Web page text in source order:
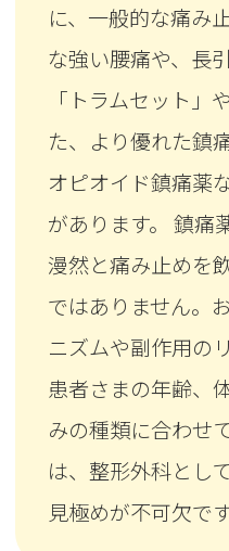
に、一般的な痛み
な強い腰痛や、長
「トラムセット」
た、より優れた鎮
オピオイド鎮痛薬
があります。 鎮痛
漫然と痛み止めを
ではありません。
ニズムや副作用の
患者さまの年齢、
みの種類に合わせ
は、整形外科とし
見極めが不可欠です